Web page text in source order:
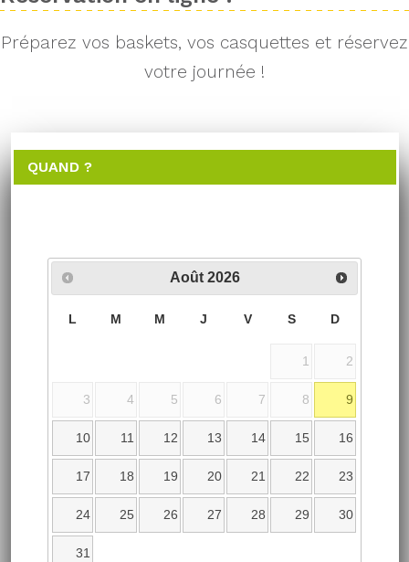
Préparez vos baskets, vos casquettes et réservez
votre journée !
QUAND ?
Août 2026
L M M J V S D
1 2
3 4 5 6 7 8 9
10 11 12 13 14 15 16
17 18 19 20 21 22 23
24 25 26 27 28 29 30
31